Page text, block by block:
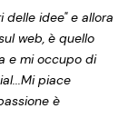
delle idee" e allora
web, è quello
e mi occupo di
piace
è